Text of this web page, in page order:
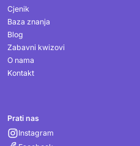
Cjenik
Baza znanja
Blog
Zabavni kwizovi
O nama
Kontakt
Prati nas
Instagram